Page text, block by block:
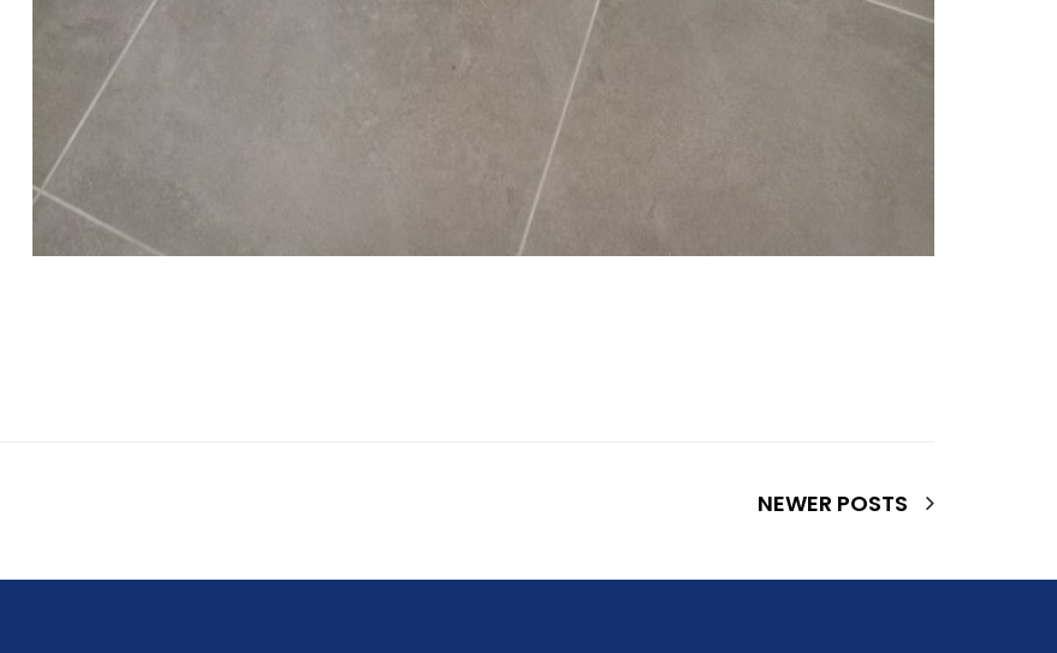
NEWER POSTS